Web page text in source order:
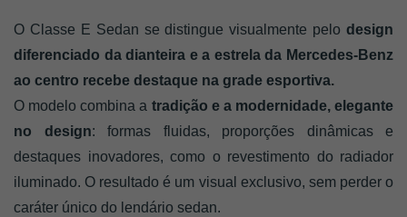
O Classe E Sedan se distingue visualmente pelo design
diferenciado da dianteira e a estrela da Mercedes-Benz
ao centro recebe destaque na grade esportiva.
O modelo combina a tradição e a modernidade, elegante
no design: formas fluidas, proporções dinâmicas e
destaques inovadores, como o revestimento do radiador
iluminado. O resultado é um visual exclusivo, sem perder o
caráter único do lendário sedan.